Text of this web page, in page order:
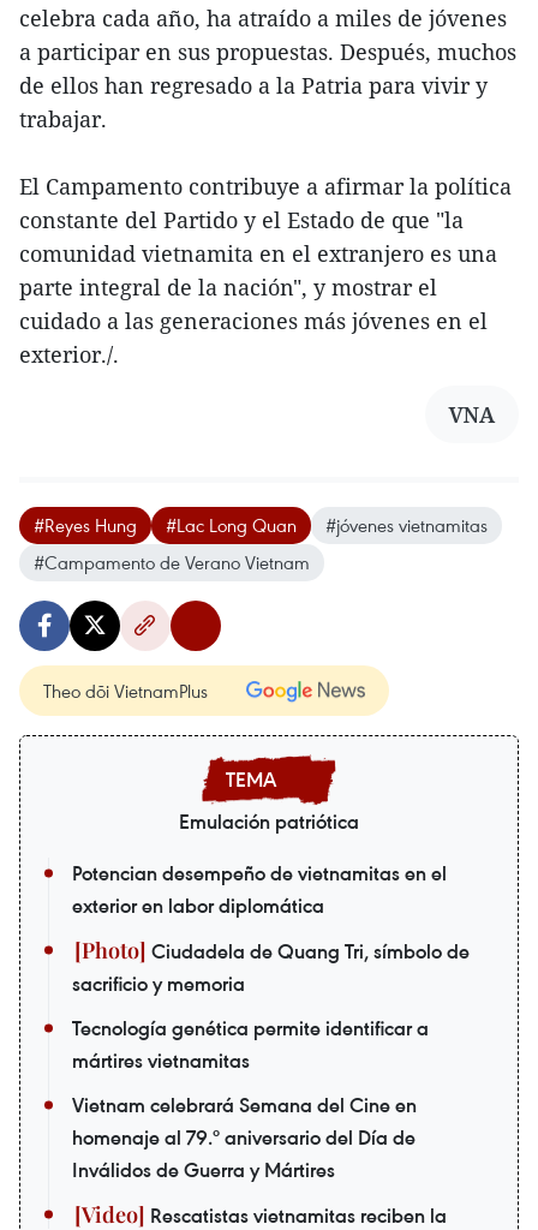
celebra cada año, ha atraído a miles de jóvenes
a participar en sus propuestas. Después, muchos
de ellos han regresado a la Patria para vivir y
trabajar.
El Campamento contribuye a afirmar la política
constante del Partido y el Estado de que "la
comunidad vietnamita en el extranjero es una
parte integral de la nación", y mostrar el
cuidado a las generaciones más jóvenes en el
exterior./.
VNA
#Reyes Hung #Lac Long Quan
#jóvenes vietnamitas
#Campamento de Verano Vietnam
Theo dõi VietnamPlus
Emulación patriótica
Potencian desempeño de vietnamitas en el
exterior en labor diplomática
Ciudadela de Quang Tri, símbolo de
sacrificio y memoria
Tecnología genética permite identificar a
mártires vietnamitas
Vietnam celebrará Semana del Cine en
homenaje al 79.º aniversario del Día de
Inválidos de Guerra y Mártires
Rescatistas vietnamitas reciben la